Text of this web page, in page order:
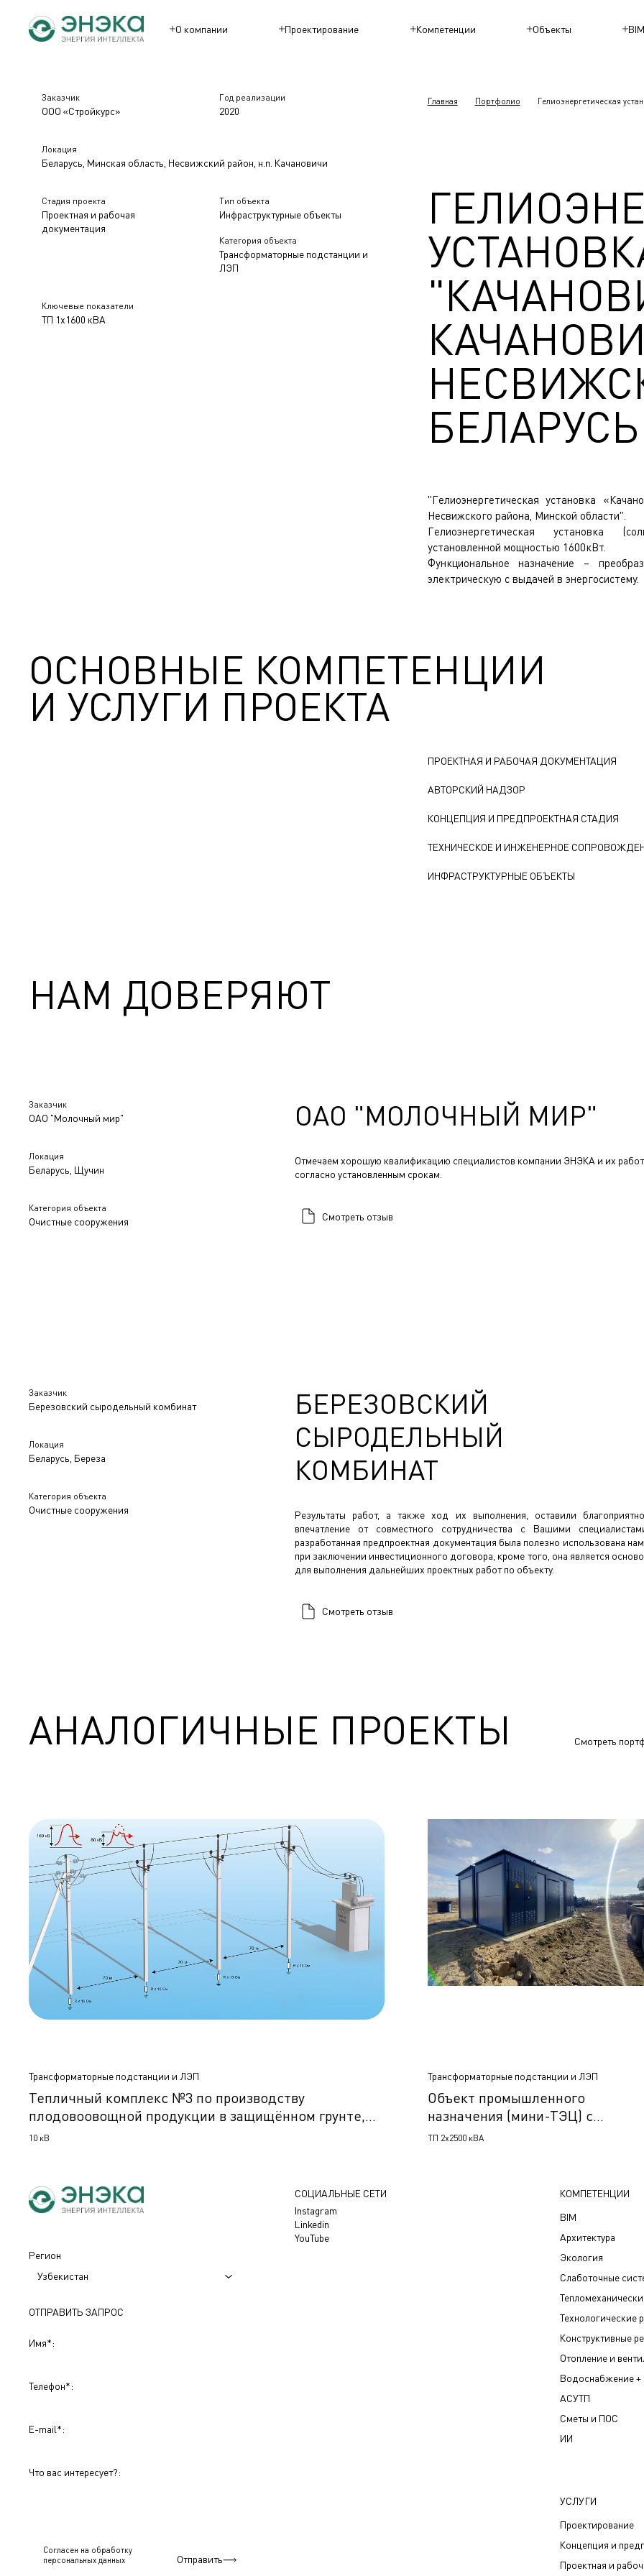
О компании Проектирование Компетенции Объекты
Заказчик
ООО «Стройкурс»
Год реализации
2020
Локация
Беларусь, Минская область, Несвижский район, н.п. Качановичи
Стадия проекта
Проектная и рабочая
документация
Тип объекта
Инфраструктурные объекты
Категория объекта
Трансформаторные подстанции и
ЛЭП
Ключевые показатели
ТП 1х1600 кВА
Главная Портфолио Гелиоэнергетическая
БЕЛАРУСЬ
"Гелиоэнергетическая установка
Несвижского района, Минской области".
Гелиоэнергетическая установка
установленной мощностью 1600кВт.
Функциональное назначение –
электрическую с выдачей в энергосистему.
ОСНОВНЫЕ КОМПЕТЕНЦИИ
И УСЛУГИ ПРОЕКТА
ПРОЕКТНАЯ И РАБОЧАЯ ДОКУМЕНТАЦИЯ
АВТОРСКИЙ НАДЗОР
КОНЦЕПЦИЯ И ПРЕДПРОЕКТНАЯ СТАДИЯ
ТЕХНИЧЕСКОЕ И ИНЖЕНЕРНОЕ
ИНФРАСТРУКТУРНЫЕ ОБЪЕКТЫ
НАМ ДОВЕРЯЮТ
Заказчик
ОАО "Молочный мир"
Локация
Беларусь, Щучин
Категория объекта
Очистные сооружения
ОАО "МОЛОЧНЫЙ МИР"
Отмечаем хорошую квалификацию специалистов компании ЭНЭКА и их
согласно установленным срокам.
Смотреть отзыв
Заказчик
Березовский сыродельный комбинат
Локация
Беларусь, Береза
Категория объекта
Очистные сооружения
БЕРЕЗОВСКИЙ
СЫРОДЕЛЬНЫЙ
КОМБИНАТ
Результаты работ, а также ход их выполнения, оставили
впечатление от совместного сотрудничества с Вашими
разработанная предпроектная документация была полезно использована
при заключении инвестиционного договора, кроме того, она является
для выполнения дальнейших проектных работ по объекту.
Смотреть отзыв
АНАЛОГИЧНЫЕ ПРОЕКТЫ Смотреть
Трансформаторные подстанции и ЛЭП
Тепличный комплекс №3 по производству
плодовоовощной продукции в защищённом грунте,
н.п. Трубчино, Новгородский район, Россия
10 кВ
Трансформаторные подстанции и ЛЭП
Объект промышленного
назначения (мини-ТЭЦ) с
выработкой тепловой и
ТП 2х2500 кВА
Регион
Узбекистан
ОТПРАВИТЬ ЗАПРОС
Имя*:
Телефон*:
E-mail*:
Что вас интересует?:
Согласен на обработку
персональныx данных
Отправить
СОЦИАЛЬНЫЕ СЕТИ
Instagram
Linkedin
YouTube
КОМПЕТЕНЦИИ
BIM
Архитектура
Экология
Слаботочные
Технологические
Конструктивные
Отопление и
Водоснабжение +
АСУТП
Сметы и ПОС
ИИ
УСЛУГИ
Проектирование
Концепция и
Проектная и